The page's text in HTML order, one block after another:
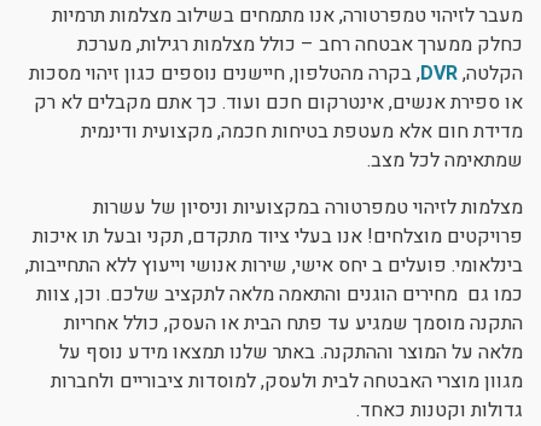
מעבר לזיהוי טמפרטורה, אנו מתמחים בשילוב מצלמות תרמיות
כחלק ממערך אבטחה רחב – כולל מצלמות רגילות, מערכת
הקלטה,DVR, בקרה מהטלפון, חיישנים נוספים כגון זיהוי מסכות
או ספירת אנשים, אינטרקום חכם ועוד. כך אתם מקבלים לא רק
מדידת חום אלא מעטפת בטיחות חכמה, מקצועית ודינמית
שמתאימה לכל מצב.
מצלמות לזיהוי טמפרטורה במקצועיות וניסיון של עשרות
פרויקטים מוצלחים! אנו בעלי ציוד מתקדם, תקני ובעל תו איכות
בינלאומי. פועלים ב יחס אישי, שירות אנושי וייעוץ ללא התחייבות,
כמו גם מחירים הוגנים והתאמה מלאה לתקציב שלכם. וכן, צוות
התקנה מוסמך שמגיע עד פתח הבית או העסק, כולל אחריות
מלאה על המוצר וההתקנה. באתר שלנו תמצאו מידע נוסף על
מגוון מוצרי האבטחה לבית ולעסק, למוסדות ציבוריים ולחברות
גדולות וקטנות כאחד.